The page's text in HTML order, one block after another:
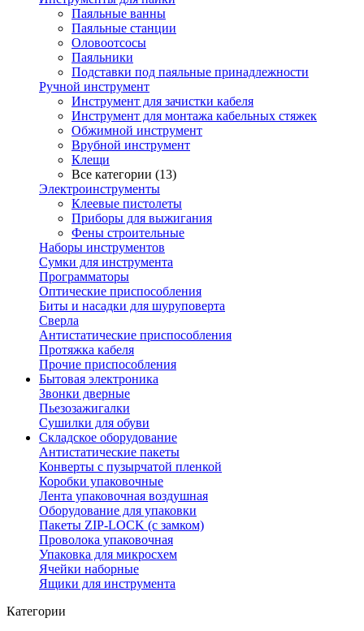
Паяльные ванны
Паяльные станции
Оловоотсосы
Паяльники
Подставки под паяльные принадлежности
Ручной инструмент
Инструмент для зачистки кабеля
Инструмент для монтажа кабельных стяжек
Обжимной инструмент
Врубной инструмент
Клещи
Все категории (13)
Электроинструменты
Клеевые пистолеты
Приборы для выжигания
Фены строительные
Наборы инструментов
Сумки для инструмента
Программаторы
Оптические приспособления
Биты и насадки для шуруповерта
Сверла
Антистатические приспособления
Протяжка кабеля
Прочие приспособления
Бытовая электроника
Звонки дверные
Пьезозажигалки
Сушилки для обуви
Складское оборудование
Антистатические пакеты
Конверты с пузырчатой пленкой
Коробки упаковочные
Лента упаковочная воздушная
Оборудование для упаковки
Пакеты ZIP-LOCK (с замком)
Проволока упаковочная
Упаковка для микросхем
Ячейки наборные
Ящики для инструмента
Категории